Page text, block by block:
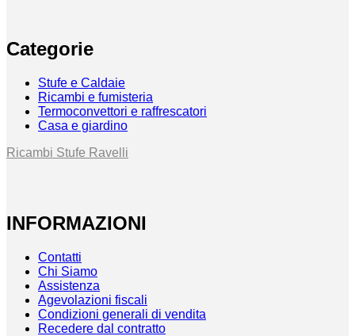
Categorie
Stufe e Caldaie
Ricambi e fumisteria
Termoconvettori e raffrescatori
Casa e giardino
Ricambi Stufe Ravelli
INFORMAZIONI
Contatti
Chi Siamo
Assistenza
Agevolazioni fiscali
Condizioni generali di vendita
Recedere dal contratto